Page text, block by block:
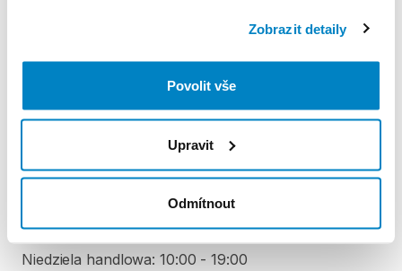
Zobrazit detaily
Povolit vše
Upravit
Odmítnout
VYZVEDNUTÍ A VRÁCENÍ VYBAVENÍ
Poniedziałek: 10:00 - 20:00
Środa: 10:00 - 20:00
Niedziela handlowa: 10:00 - 19:00